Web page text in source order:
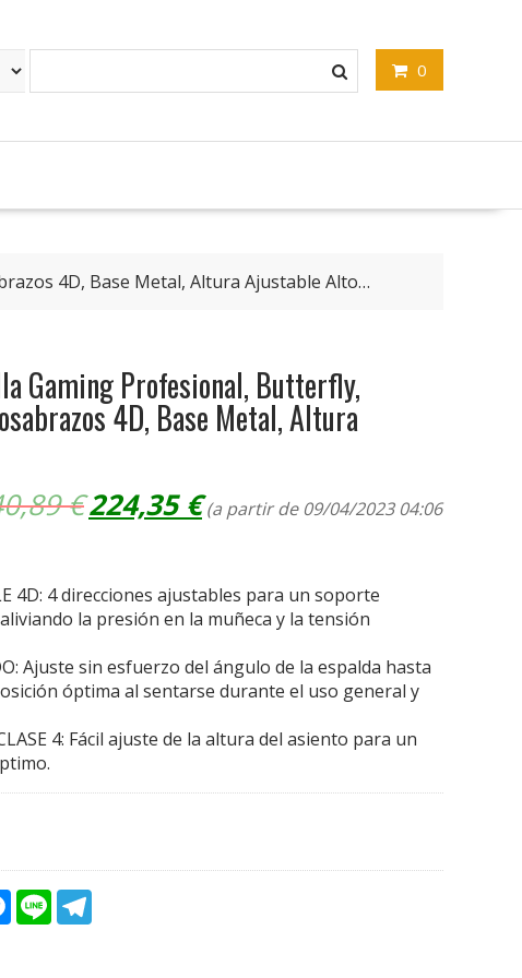
0
4D, Base Metal, Altura Ajustable Alto…
Gaming Profesional, Butterfly,
4D, Base Metal, Altura
€El
precio
240,89 €.
224,35€El
precio
224,35 €.
(a partir de 09/04/2023 04:06
4D: 4 direcciones ajustables para un soporte
la presión en la muñeca y la tensión
Ajuste sin esfuerzo del ángulo de la espalda hasta
óptima al sentarse durante el uso general y
4: Fácil ajuste de la altura del asiento para un
M
e
L